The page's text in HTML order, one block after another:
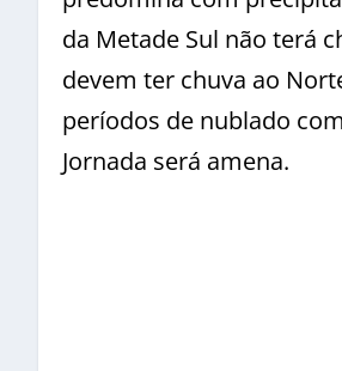
da Metade Sul não terá
devem ter chuva ao
períodos de nublado
Jornada será amena.